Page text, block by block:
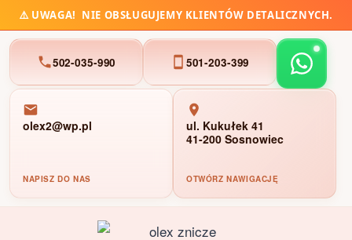
⚠️ UWAGA! NIE OBSŁUGUJEMY KLIENTÓW DETALICZNYCH.
502-035-990 501-203-399
olex2@wp.pl
NAPISZ DO NAS
ul. Kukułek 41
41-200 Sosnowiec
OTWÓRZ NAWIGACJĘ